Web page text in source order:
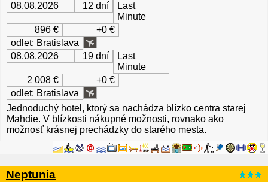
08.08.2026
12 dní
Last
Minute
896 €
+0 €
odlet: Bratislava
08.08.2026
19 dní
Last
Minute
2 008 €
+0 €
odlet: Bratislava
Jednoduchý hotel, ktorý sa nachádza blízko centra starej
Mahdie. V blízkosti nákupné možnosti, rovnako ako
možnosť krásnej prechádzky do starého mesta.
Neptunia